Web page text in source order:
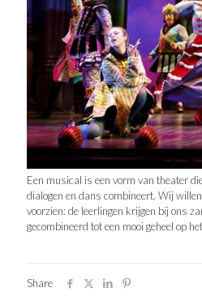
Een musical is een vorm van theater
dialogen en dans combineert. Wij
voorzien: de leerlingen krijgen bij ons
gecombineerd tot een mooi geheel op
Share